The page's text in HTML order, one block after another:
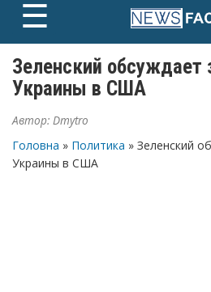
content
☰
Зеленский обсуждает
Украины в США
Автор: Dmytro
Головна » Политика » Зеленский
Украины в США